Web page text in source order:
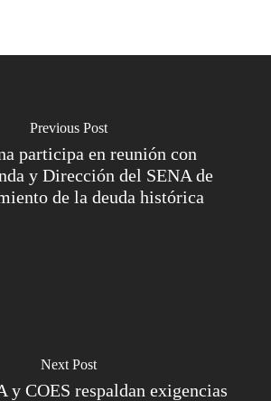
Previous Post
participa en reunión con
y Dirección del SENA de
de la deuda histórica
Next Post
y COES respaldan exigencias